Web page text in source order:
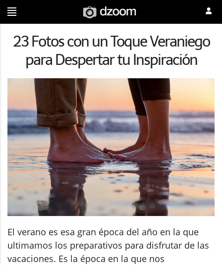
23 Fotos con un Toque Veraniego
para Despertar tu Inspiración
El verano es esa gran época del año en la que
ultimamos los preparativos para disfrutar de las
vacaciones. Es la época en la que nos